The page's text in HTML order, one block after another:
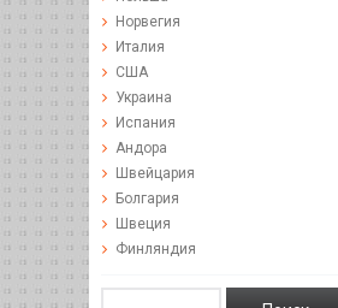
Норвегия
Италия
США
Украина
Испания
Андора
Швейцария
Болгария
Швеция
Финляндия